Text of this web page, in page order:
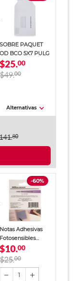
SOBRE PAQUET
OD BCO 5X7 PULG
$25.00
00
Alternativas
80
-60%
Notas Adhesivas
Fotosensibles
Office Depot
Semitransparente
Morado/Azul
$10.00
00
1